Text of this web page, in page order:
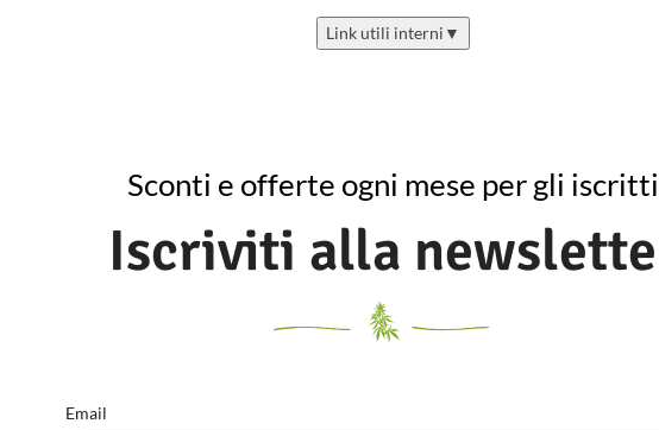
Link utili interni ▼
Sconti e offerte ogni mese per gli iscritti
Iscriviti alla
Email